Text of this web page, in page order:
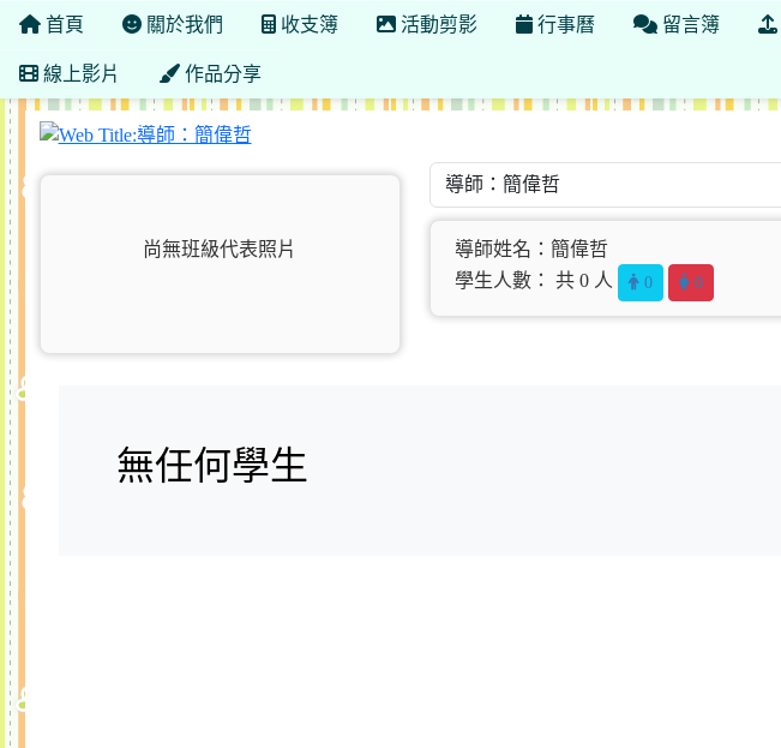
首頁 關於我們 收支簿 活動剪影 行事曆 留言簿
線上影片 作品分享
導師：簡偉哲
尚無班級代表照片
導師姓名：簡偉哲
學生人數： 共 0 人
0 0
無任何學生